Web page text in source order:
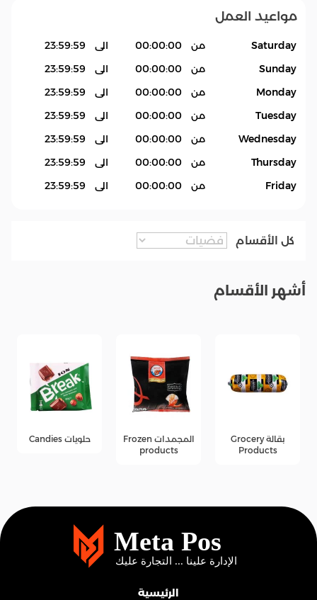
مواعيد العمل
Saturday من 00:00:00 الى
23:59:59
Sunday
من 00:00:00 الى
23:59:59
Monday
من 00:00:00 الى
23:59:59
Tuesday
من 00:00:00 الى
23:59:59
Wednesday
من 00:00:00 الى
23:59:59
Thursday
من 00:00:00 الى
23:59:59
Friday
من 00:00:00 الى 23:59:59
كل الأقسام
أشهر الأقسام
بقالة Grocery
Products
المجمدات Frozen
products
حلويات Candies
الرئيسية